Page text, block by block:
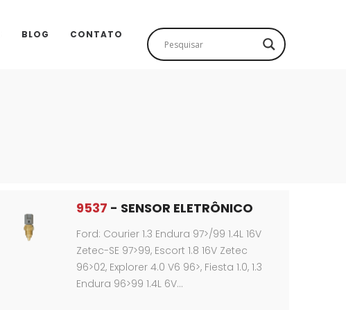
BLOG CONTATO
9537 - SENSOR ELETRÔNICO
Ford: Courier 1.3 Endura 97>/99 1.4L 16V
Zetec-SE 97>99, Escort 1.8 16V Zetec
96>02, Explorer 4.0 V6 96>, Fiesta 1.0, 1.3
Endura 96>99 1.4L 6V…